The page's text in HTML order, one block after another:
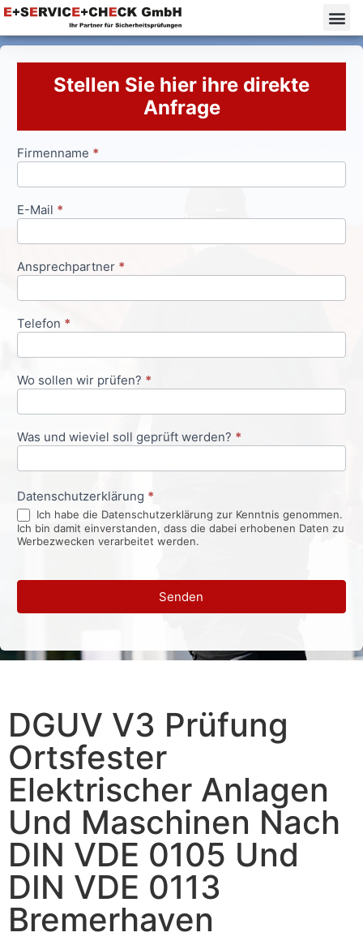
Stellen Sie hier ihre direkte
Anfrage
Anfrageformular
Firmenname *
E-Mail *
Ansprechpartner *
Telefon *
Wo sollen wir prüfen? *
Was und wieviel soll geprüft werden? *
Datenschutzerklärung *
Ich habe die Datenschutzerklärung zur Kenntnis genommen.
Ich bin damit einverstanden, dass die dabei erhobenen Daten zu
Werbezwecken verarbeitet werden.
Senden
DGUV V3 Prüfung
Ortsfester
Elektrischer Anlagen
Und Maschinen Nach
DIN VDE 0105 Und
DIN VDE 0113
Bremerhaven